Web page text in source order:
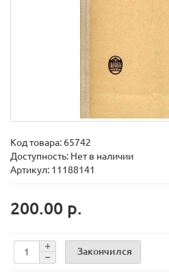
Код товара: 65742
Доступность: Нет в наличии
Артикул: 11188141
200.00 р.
Закончился